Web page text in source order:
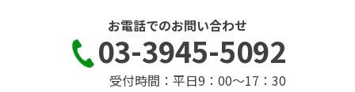
お電話でのお問い合わせ
03-3945-5092
受付時間：平日9：00～17：30